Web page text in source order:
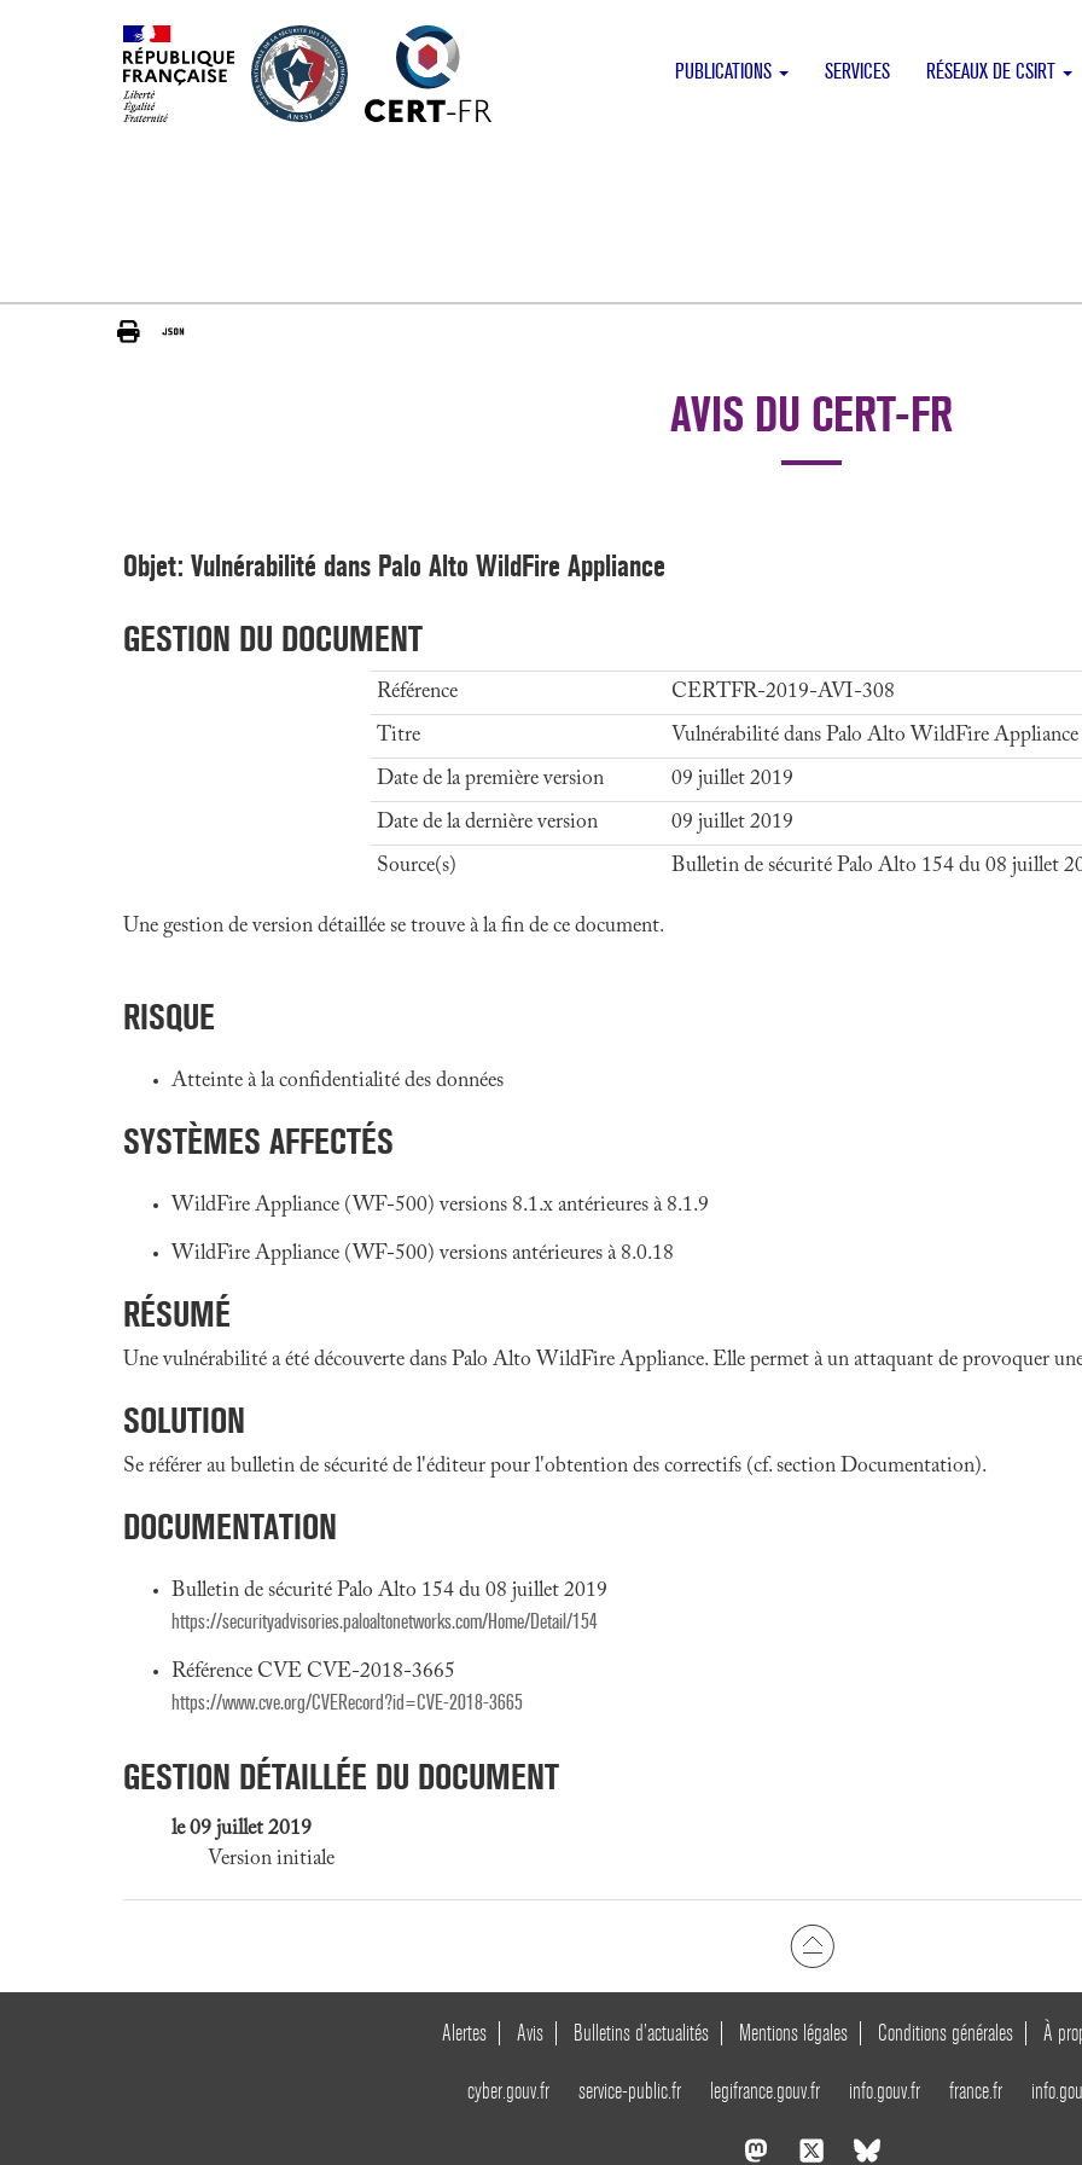
PUBLICATIONS SERVICES RÉSEAUX DE CSIRT
AVIS DU CERT-FR
Objet: Vulnérabilité dans Palo Alto WildFire Appliance
GESTION DU DOCUMENT
Référence
CERTFR-2019-AVI-308
Titre
Vulnérabilité dans Palo Alto WildFire Appliance
Date de la première version
09 juillet 2019
Date de la dernière version
09 juillet 2019
Source(s)
Bulletin de sécurité Palo Alto 154 du 08 juillet
Une gestion de version détaillée se trouve à la fin de ce document.
RISQUE
Atteinte à la confidentialité des données
SYSTÈMES AFFECTÉS
WildFire Appliance (WF-500) versions 8.1.x antérieures à 8.1.9
WildFire Appliance (WF-500) versions antérieures à 8.0.18
RÉSUMÉ
Une vulnérabilité a été découverte dans Palo Alto WildFire Appliance. Elle permet à un attaquant de provoquer
SOLUTION
Se référer au bulletin de sécurité de l'éditeur pour l'obtention des correctifs (cf. section Documentation).
DOCUMENTATION
Bulletin de sécurité Palo Alto 154 du 08 juillet 2019
https://securityadvisories.paloaltonetworks.com/Home/Detail/154
Référence CVE CVE-2018-3665
https://www.cve.org/CVERecord?id=CVE-2018-3665
GESTION DÉTAILLÉE DU DOCUMENT
le 09 juillet 2019
Version initiale
Alertes Avis Bulletins d’actualités Mentions légales Conditions générales À
cyber.gouv.fr service-public.fr legifrance.gouv.fr info.gouv.fr france.fr